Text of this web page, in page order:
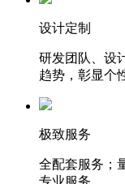
设计定制
研发团队、设
趋势，彰显个
极致服务
全配套服务；